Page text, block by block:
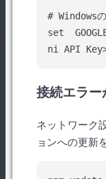
# Windows
set
接続エラー
ネットワーク
ョンへの更新